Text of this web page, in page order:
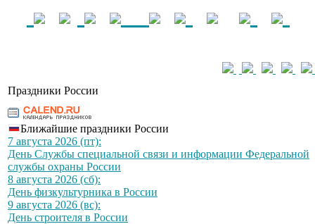
Праздники России
Ближайшие праздники России
7 августа 2026 (пт):
День Службы специальной связи и информации Федеральной
службы охраны России
8 августа 2026 (сб):
День физкультурника в России
9 августа 2026 (вс):
День строителя в России